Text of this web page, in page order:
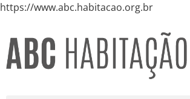
https://www.abc.habitacao.org.br